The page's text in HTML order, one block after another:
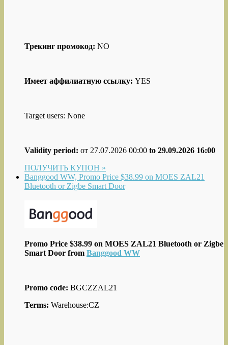
Трекинг промокод: NO
Имеет аффилиатную ссылку: YES
Target users: None
Validity period: от 27.07.2026 00:00 to 29.09.2026 16:00
ПОЛУЧИТЬ КУПОН »
Banggood WW, Promo Price $38.99 on MOES ZAL21
Bluetooth or Zigbe Smart Door
Promo Price $38.99 on MOES ZAL21 Bluetooth or Zigbe
Smart Door from Banggood WW
Promo code: BGCZZAL21
Terms: Warehouse:CZ